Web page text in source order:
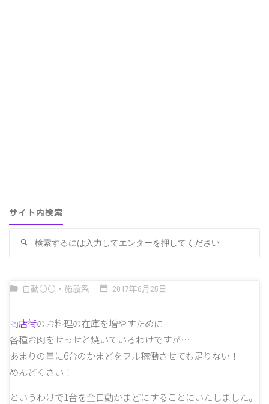
サイト内検索
検
自動○○・施設系 2017年6月25日
商店街のお料理の在庫を増やすために
各種お肉をせっせと焼いているわけですが…
あまりの量に6台のかまどをフル稼働させても足りない！
めんどくさい！
というわけで1台を全自動かまどにすることにいたしました。